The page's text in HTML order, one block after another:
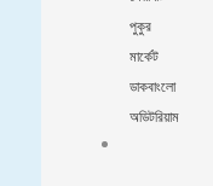
পুকুর
মার্কেট
ডাকবাংলো
অডিটরিয়াম